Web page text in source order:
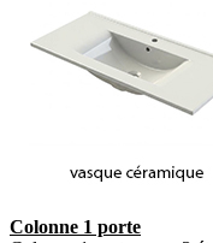
Colonne 1 porte